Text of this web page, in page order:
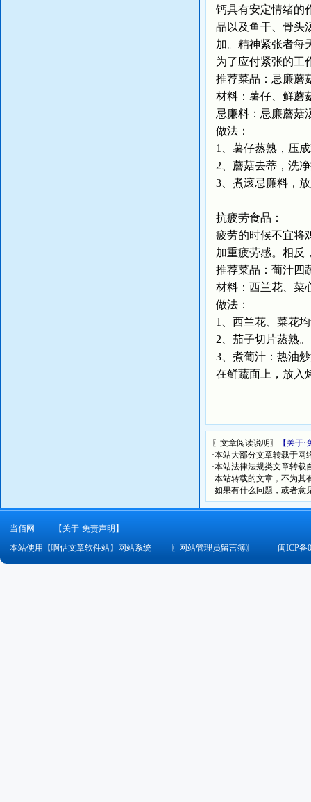
钙具有安定情绪的
品以及鱼干、骨头
加。精神紧张者每
为了应付紧张的工
推荐菜品：忌廉蘑
材料：薯仔、鲜蘑
忌廉料：忌廉蘑菇
做法：
1、薯仔蒸熟，压
2、蘑菇去蒂，洗
3、煮滚忌廉料，
抗疲劳食品：
疲劳的时候不宜将
加重疲劳感。相反
推荐菜品：葡汁四
材料：西兰花、菜
做法：
1、西兰花、菜花
2、茄子切片蒸熟
3、煮葡汁：热油
在鲜蔬面上，放入
〖文章阅读说明〗
【关于
·本站大部分文章转载于
·本站法律法规类文章转
·本站转载的文章，不为
·如果有什么问题，或者意
当佰网
【关于·免责声明】
本站使用【啊估文章软件站】网站系统
〖 网站管理员留言簿〗 闽ICP备